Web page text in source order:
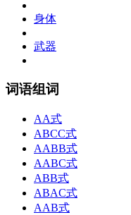
身体
武器
词语组词
AA式
ABCC式
AABB式
AABC式
ABB式
ABAC式
AAB式